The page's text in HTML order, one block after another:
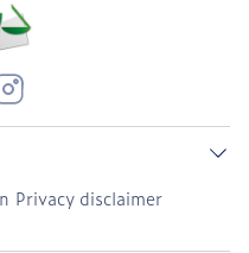
Privacy disclaimer